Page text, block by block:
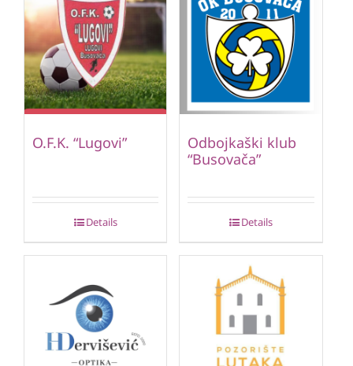
O.F.K. “Lugovi”
Details
Odbojkaški klub
“Busovača”
Details